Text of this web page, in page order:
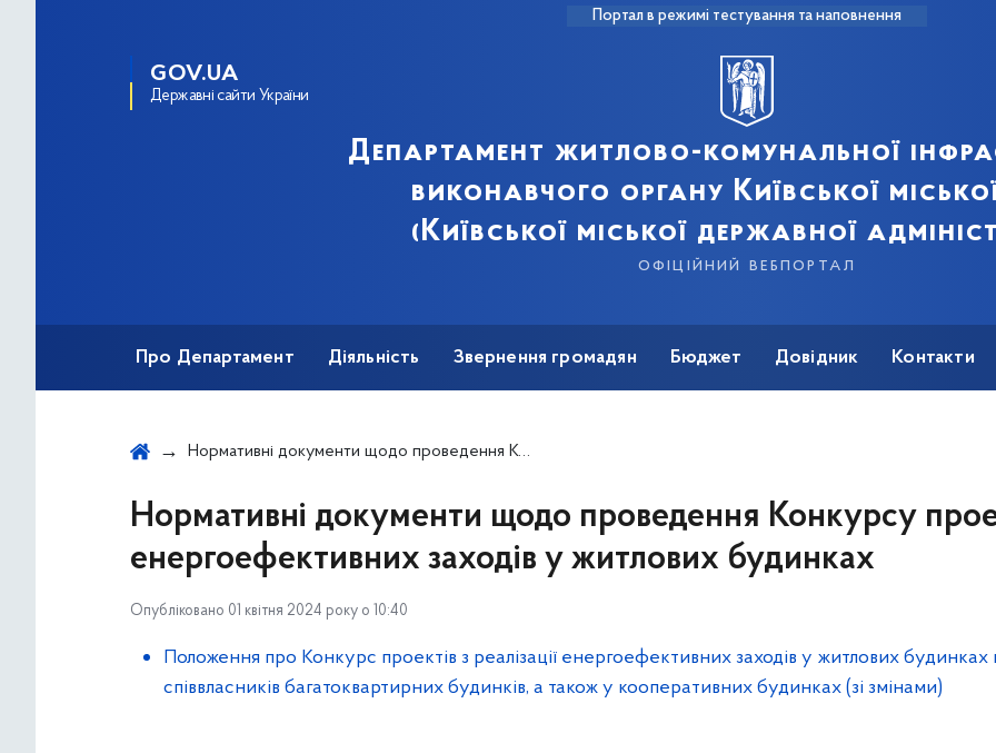
Портал в режимі тестування та наповнення
GOV.UA
Державні сайти України
Департамент житлово-комунальної
виконавчого органу Київської
(Київської міської державної
офіційний вебпортал
Про Департамент Діяльність Звернення громадян Бюджет Довідник Контакти
Нормативні документи щодо проведення Конкурсу проектів з реалізації енергоефективних заходів у житлових будинках
Нормативні документи щодо проведення Конкурсу
енергоефективних заходів у житлових будинках
Опубліковано 01 квітня 2024 року о 10:40
Положення про Конкурс проектів з реалізації енергоефективних заходів у житлових
співвласників багатоквартирних будинків, а також у кооперативних будинках (зі змінами)